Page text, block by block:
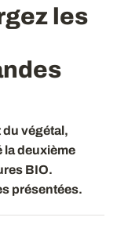
les
du végétal,
la deuxième
BIO.
présentées.